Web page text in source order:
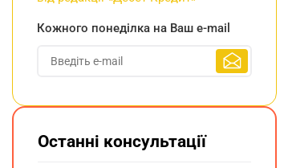
Кожного понеділка на Ваш e-mail
Останні консультації